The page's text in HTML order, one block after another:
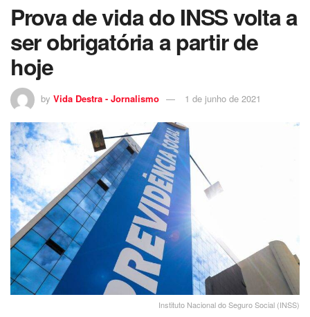
Prova de vida do INSS volta a
ser obrigatória a partir de
hoje
by Vida Destra - Jornalismo 1 de junho de 2021
Instituto Nacional do Seguro Social (INSS)